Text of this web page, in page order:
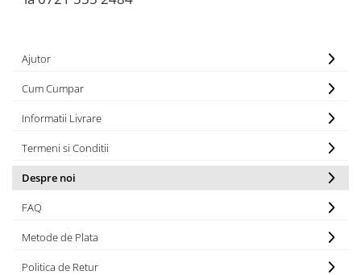
Plasturi
Servetele Umede
Ajutor
Cum Cumpar
Informatii Livrare
Termeni si Conditii
Despre noi
FAQ
Metode de Plata
Politica de Retur